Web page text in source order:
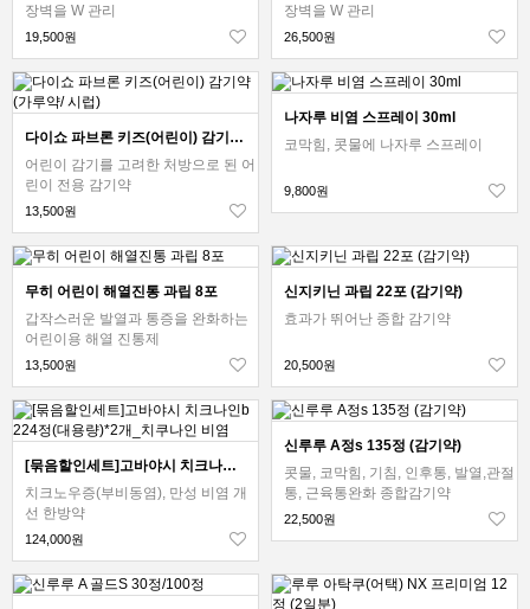
장벽을 W 관리
19,500원
장벽을 W 관리
26,500원
다이쇼 파브론 키즈(어린이) 감기약 (가루약/ 시럽)
어린이 감기를 고려한 처방으로 된 어
린이 전용 감기약
13,500원
나자루 비염 스프레이 30ml
코막힘, 콧물에 나자루 스프레이
9,800원
무히 어린이 해열진통 과립 8포
갑작스러운 발열과 통증을 완화하는
어린이용 해열 진통제
13,500원
신지키닌 과립 22포 (감기약)
효과가 뛰어난 종합 감기약
20,500원
[묶음할인세트]고바야시 치크나인b 224정(대용량)*2개_치쿠나인 비염
치크노우증(부비동염), 만성 비염 개
선 한방약
124,000원
신루루 A정s 135정 (감기약)
콧물, 코막힘, 기침, 인후통, 발열,관절
통, 근육통완화 종합감기약
22,500원